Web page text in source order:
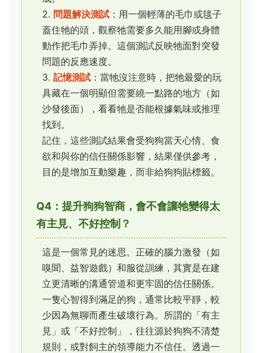
2. 問題解決測試 ：用一個輕薄的毛巾或毯子
蓋住牠的頭，觀察牠需要多久能用腳或身體
動作把毛巾弄掉。這個測試反映牠面對突發
問題的反應速度。
3. 記憶測試 ：當牠沒注意時，把牠最愛的玩
具藏在一個明顯但需要繞一點路的地方（如
沙發後面），看看牠是否能根據氣味或推理
找到。
記住，這些測試結果會受狗狗當天心情、食
欲和與你的信任關係影響，結果僅供參考，
目的是增加互動樂趣，而非給狗狗貼標籤。
Q4：提升狗狗智商，會不會讓牠變得太
有主見、不好控制？
這是一個常見的迷思。正確的腦力激發（如
嗅聞、益智遊戲）和服從訓練，其實是在建
立更清晰的溝通管道和更牢固的信任關係。
一隻心智得到滿足的狗，通常比較平靜，較
少因為無聊而產生破壞行為。所謂的「有主
見」或「不好控制」，往往源於狗狗不清楚
規則，或對飼主的領導能力不信任。透過一